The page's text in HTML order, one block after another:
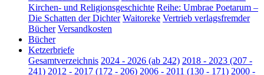
Kirchen- und Religionsgeschichte Reihe: Umbrae Poetarum –
Die Schatten der Dichter Waitoreke Vertrieb verlagsfremder
Bücher Versandkosten
Bücher
Ketzerbriefe
Gesamtverzeichnis 2024 - 2026 (ab 242) 2018 - 2023 (207 -
241) 2012 - 2017 (172 - 206) 2006 - 2011 (130 - 171) 2000 -